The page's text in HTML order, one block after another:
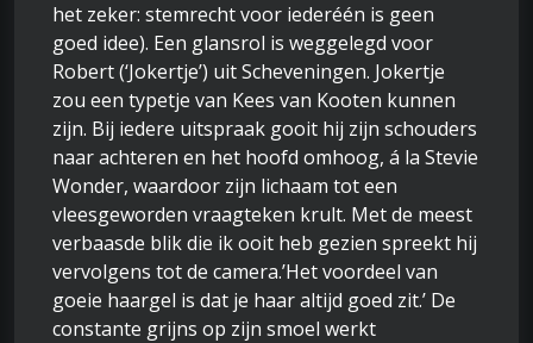
het zeker: stemrecht voor iederéén is geen
goed idee). Een glansrol is weggelegd voor
Robert (‘Jokertje’) uit Scheveningen. Jokertje
zou een typetje van Kees van Kooten kunnen
zijn. Bij iedere uitspraak gooit hij zijn schouders
naar achteren en het hoofd omhoog, á la Stevie
Wonder, waardoor zijn lichaam tot een
vleesgeworden vraagteken krult. Met de meest
verbaasde blik die ik ooit heb gezien spreekt hij
vervolgens tot de camera.’Het voordeel van
goeie haargel is dat je haar altijd goed zit.’ De
constante grijns op zijn smoel werkt